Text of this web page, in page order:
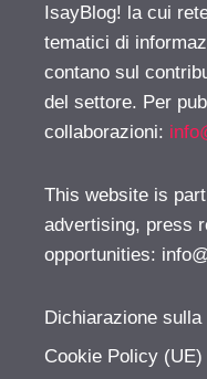
IsayBlog! la cui
tematici di
contano sul
del settore. Per
collaborazioni:
This website is
advertising, press
opportunities:
Dichiarazione
Cookie Policy (UE)